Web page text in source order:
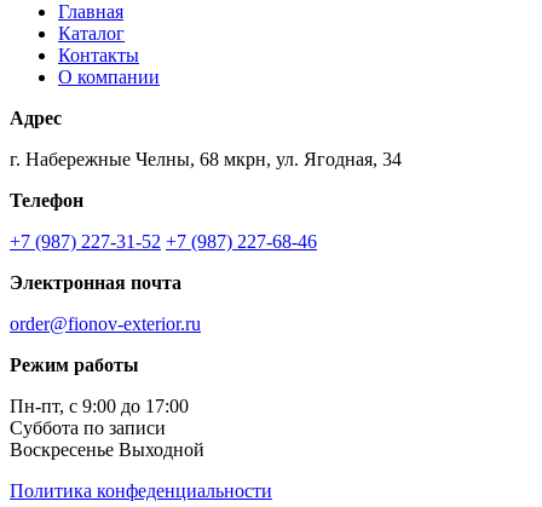
Главная
Каталог
Контакты
О компании
Адрес
г. Набережные Челны, 68 мкрн, ул. Ягодная, 34
Телефон
+7 (987) 227-31-52 +7 (987) 227-68-46
Электронная почта
order@fionov-exterior.ru
Режим работы
Пн-пт, с 9:00 до 17:00
Суббота по записи
Воскресенье Выходной
Политика конфеденциальности